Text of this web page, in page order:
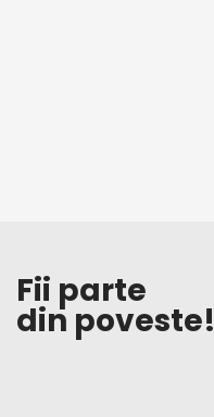
Fii parte
din poveste!